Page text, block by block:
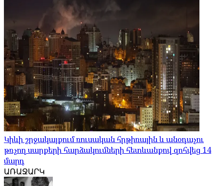
Կիևի շրջակայքում ռուսական հրթիռային և անօդաչու
թռչող սարքերի հարձակումների հետևանքով զոհվեց 14
մարդ
ԱՌԱՋԱՐԿ